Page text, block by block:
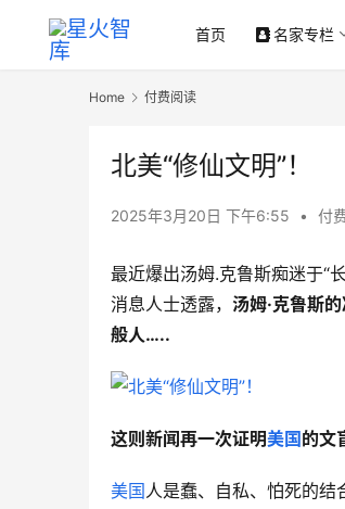
首页 名家专栏
Home 付费阅读
北美“修仙文明”！
2025年3月20日 下午6:55 • 付
最近爆出汤姆.克鲁斯痴迷于“
消息人士透露， 汤姆·克鲁斯
般人…..
这则新闻再一次证明美国 的文
美国人是蠢、自私、怕死的